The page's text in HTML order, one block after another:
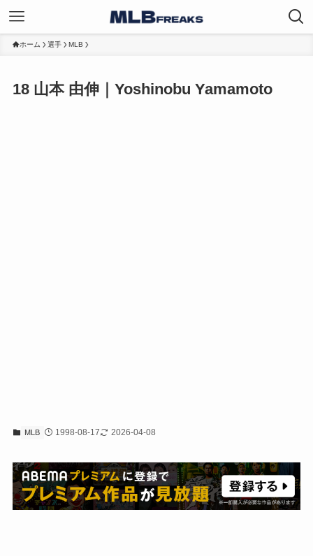
ホーム 選手 MLB
18山本 由伸｜Yoshinobu Yamamoto
MLB 1998-08-17 2026-04-08